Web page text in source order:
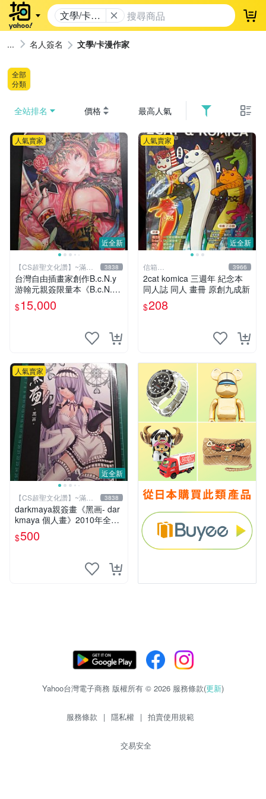
文學/卡漫
作家
登
名人簽名 文學/卡漫作家
全部
分類
全站排名 價格 最高人氣
近全新
人氣賣家
【CS超聖文化讚】~滿千
元送運
3838
台灣自由插畫家創作B.c.N.y
游翰元親簽限量本《B.c.N.y
個人畫冊 VOL.4 四際光》20
12.07 初版
$15,000
近全新
人氣賣家
信箱
paul600510@yahoo.com.tw
3966
2cat komica 三週年 紀念本
同人誌 同人 畫冊 原創九成新
$208
近全新
人氣賣家
【CS超聖文化讚】~滿千
元送運
3838
darkmaya親簽畫《黑画- dar
kmaya 個人畫》2010年全彩
【CS超聖文化讚】
$500
Yahoo台灣電子商務 版權所有 © 2026 服務條款(更新)
服務條款 | 隱私權 | 拍賣使用規範
交易安全